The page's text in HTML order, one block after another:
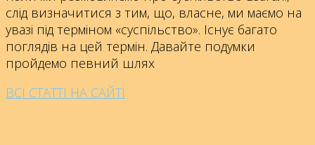
слід визначитися з тим, що, власне, ми маємо на
увазі під терміном «суспільство». Існує багато
поглядів на цей термін. Давайте подумки
пройдемо певний шлях
ВСІ СТАТТІ НА САЙТІ